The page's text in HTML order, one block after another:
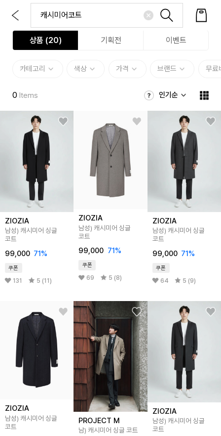
상품 (20) 기획전 이벤트
카테고리 색상 가격 브랜드 무료
0 Items 인기순
ZIOZIA
남성) 캐시미어 싱글
코트
99,000 71%
쿠폰
131 5 (11)
ZIOZIA
남성) 캐시미어 싱글
코트
99,000 71%
쿠폰
69 5 (8)
ZIOZIA
남성) 캐시미어 싱글
코트
99,000 71%
쿠폰
64 5 (9)
ZIOZIA
남성) 캐시미어 싱글
코트
PROJECT M
남) 캐시미어 싱글 코트
ZIOZIA
남성) 캐시미어 싱글
코트